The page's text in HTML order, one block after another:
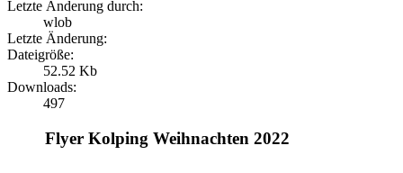
Letzte Änderung durch:
wlob
Letzte Änderung:
Dateigröße:
52.52 Kb
Downloads:
497
Flyer Kolping Weihnachten 2022